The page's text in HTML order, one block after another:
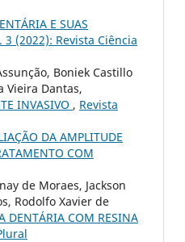
E SUAS
(2022): Revista Ciência
Boniek Castillo
Vieira Dantas,
INVASIVO , Revista
DA AMPLITUDE
COM
de Moraes, Jackson
Rodolfo Xavier de
DENTÁRIA COM RESINA